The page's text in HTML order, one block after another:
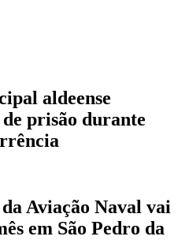
aldeense
prisão durante
Aviação Naval vai
em São Pedro da